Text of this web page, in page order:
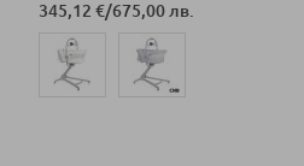
345,12 €/675,00 лв.